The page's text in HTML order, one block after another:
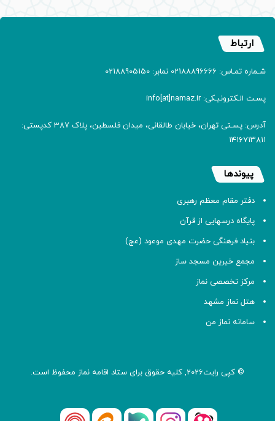
ارتباط
شـماره تمـاس: 02188896666 نمابر: 02188905150
پسـت الـکترونیـکی: info[at]namaz.ir
آدرس: پسـتی تهران، خیابان طالقانی، میدان فلسطین، پلاک 387 کدپستی:
۱۴۱۶۷۱۳۸۱۱
پیوندها
دفتر مقام معظم رهبری
پایگاه درسهایی از قرآن
بنیاد فرهنگی حضرت مهدی موعود (عج)
مجمع خیرین مسجد ساز
مرکز تخصصی نماز
هتل نماز مشهد
سامانه نماز من
© کپی رایت2026, کلیه حقوق برای ستاد اقامه نماز محفوظ است.